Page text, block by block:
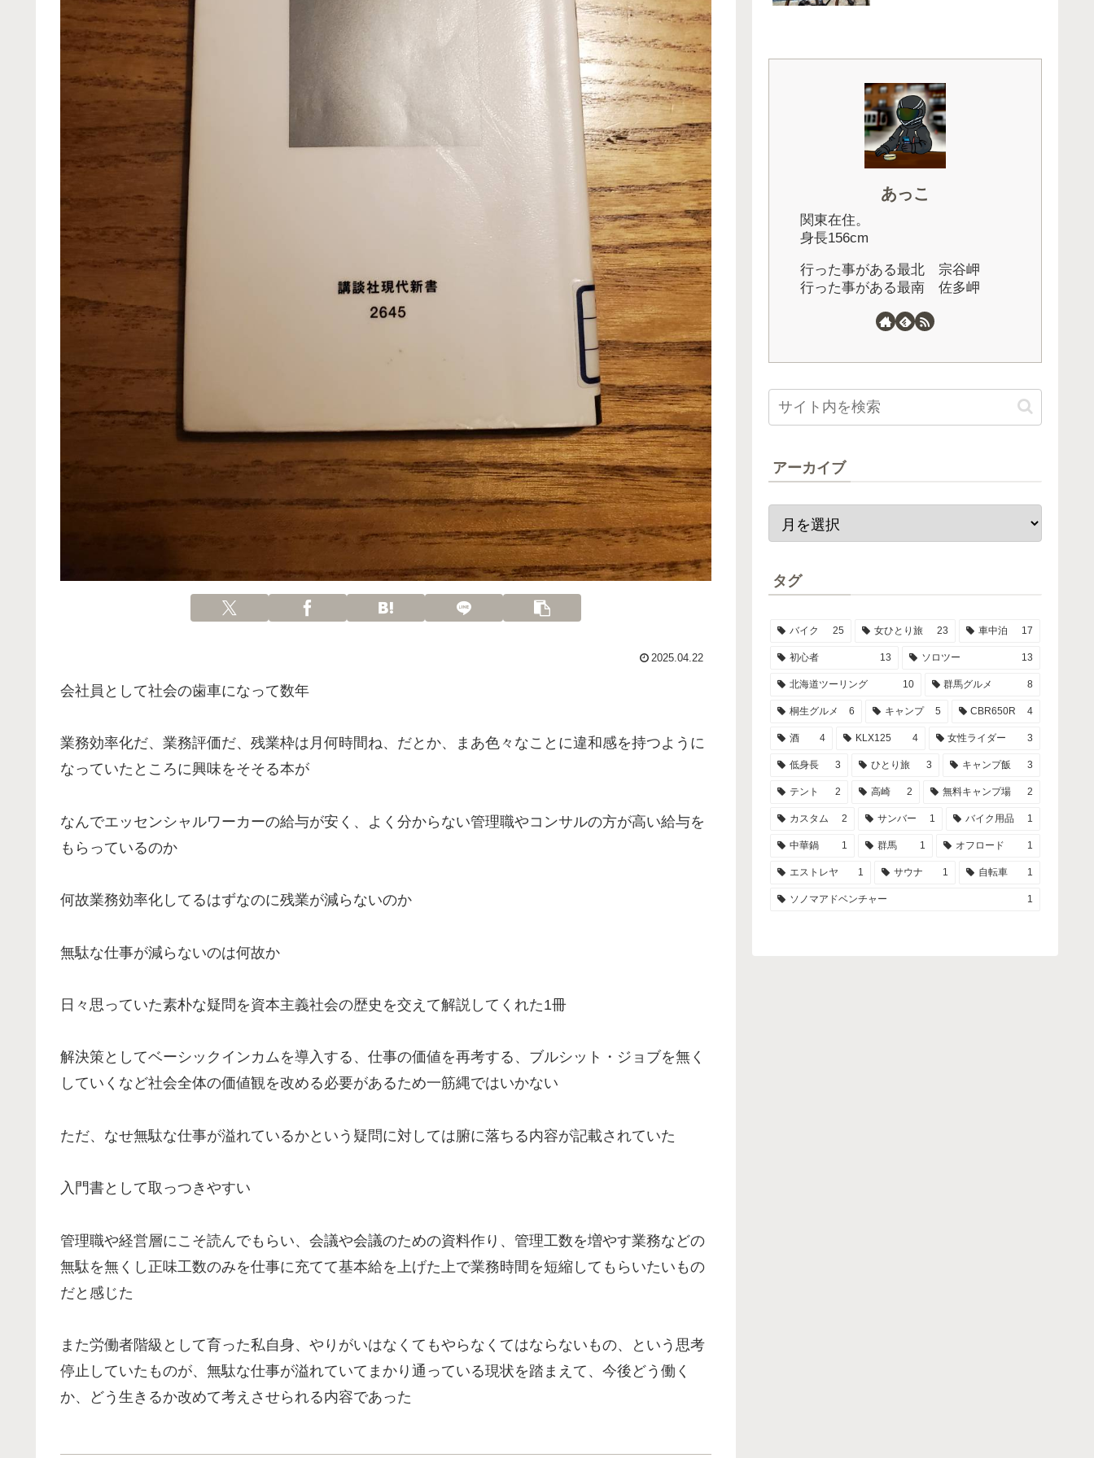
2025.04.22
会社員として社会の歯車になって数年
業務効率化だ、業務評価だ、残業枠は月何時間ね、だとか、まあ色々なことに違和感を持つように
なっていたところに興味をそそる本が
なんでエッセンシャルワーカーの給与が安く、よく分からない管理職やコンサルの方が高い給与を
もらっているのか
何故業務効率化してるはずなのに残業が減らないのか
無駄な仕事が減らないのは何故か
日々思っていた素朴な疑問を資本主義社会の歴史を交えて解説してくれた1冊
解決策としてベーシックインカムを導入する、仕事の価値を再考する、ブルシット・ジョブを無く
していくなど社会全体の価値観を改める必要があるため一筋縄ではいかない
ただ、なせ無駄な仕事が溢れているかという疑問に対しては腑に落ちる内容が記載されていた
入門書として取っつきやすい
管理職や経営層にこそ読んでもらい、会議や会議のための資料作り、管理工数を増やす業務などの
無駄を無くし正味工数のみを仕事に充てて基本給を上げた上で業務時間を短縮してもらいたいもの
だと感じた
また労働者階級として育った私自身、やりがいはなくてもやらなくてはならないもの、という思考
停止していたものが、無駄な仕事が溢れていてまかり通っている現状を踏まえて、今後どう働く
か、どう生きるか改めて考えさせられる内容であった
あっこ
関東在住。
身長156cm
行った事がある最北 宗谷岬
行った事がある最南 佐多岬
アーカイブ
タグ
バイク 25 女ひとり旅 23 車中泊 17
初心者 13 ソロツー 13
北海道ツーリング 10 群馬グルメ 8
桐生グルメ 6 キャンプ 5 CBR650R 4
酒 4 KLX125 4 女性ライダー 3
低身長 3 ひとり旅 3 キャンプ飯 3
テント 2 高崎 2 無料キャンプ場 2
カスタム 2 サンバー 1 バイク用品 1
中華鍋 1 群馬 1 オフロード 1
エストレヤ 1 サウナ 1 自転車 1
ソノマアドベンチャー 1